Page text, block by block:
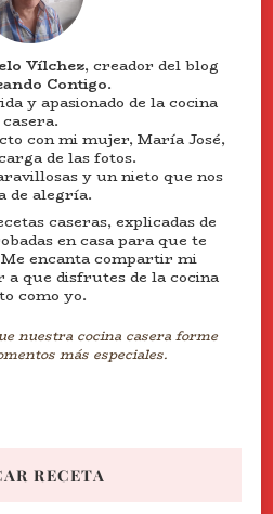
Vílchez, creador del blog
Contigo.
y apasionado de la cocina
casera.
con mi mujer, María José,
de las fotos.
y un nieto que nos
de alegría.
caseras, explicadas de
en casa para que te
encanta compartir mi
a que disfrutes de la cocina
como yo.
nuestra cocina casera forme
más especiales.
RECETA